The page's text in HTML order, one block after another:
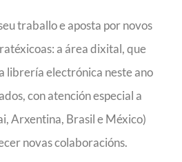
traballo e aposta por novos
a área dixital, que
librería electrónica neste ano
con atención especial a
Arxentina, Brasil e México)
novas colaboracións.